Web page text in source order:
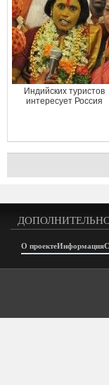
Индийских туристов
интересует Россия
О проектеИнформация